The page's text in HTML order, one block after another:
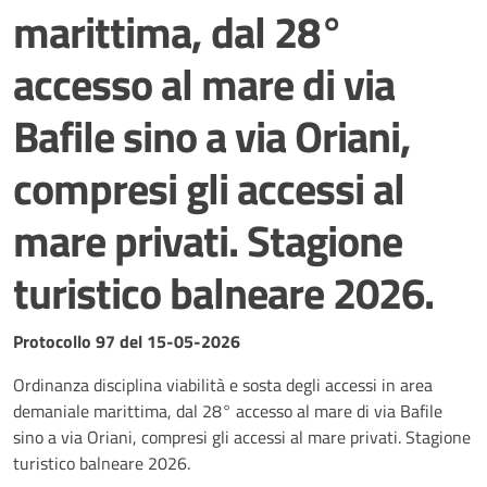
marittima, dal 28°
accesso al mare di via
Bafile sino a via Oriani,
compresi gli accessi al
mare privati. Stagione
turistico balneare 2026.
Dettagli del documento
Protocollo 97 del 15-05-2026
Ordinanza disciplina viabilità e sosta degli accessi in area
demaniale marittima, dal 28° accesso al mare di via Bafile
sino a via Oriani, compresi gli accessi al mare privati. Stagione
turistico balneare 2026.